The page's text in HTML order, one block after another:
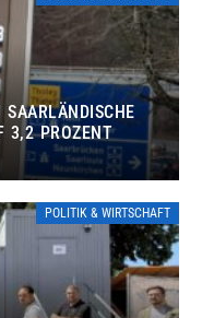
3,2 PROZENT
POLITIK & WIRTSCHAFT